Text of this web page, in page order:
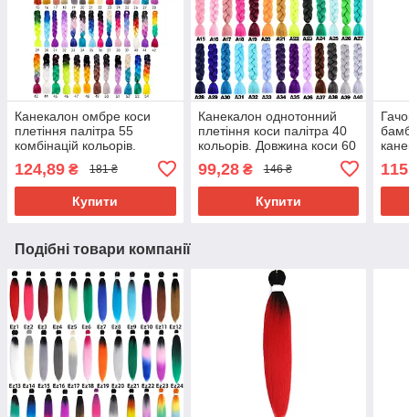
Канекалон омбре коси
плетіння палітра 55
комбінацій кольорів.
Термостійкий
124,89 ₴ 181 ₴
Купити
Канекалон однотонний
плетіння коси палітра 40
кольорів. Довжина коси 60
99,28₴ 146 ₴
Купити
115
Подібні товари компанії